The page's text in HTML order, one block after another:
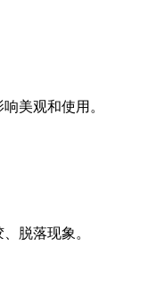
观和使用。
落现象。